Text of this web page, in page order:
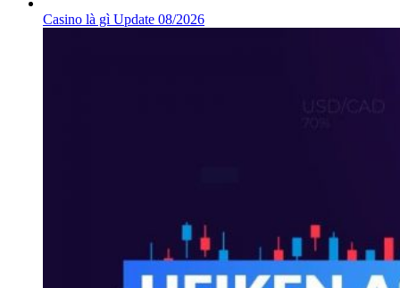
Casino là gì Update 08/2026